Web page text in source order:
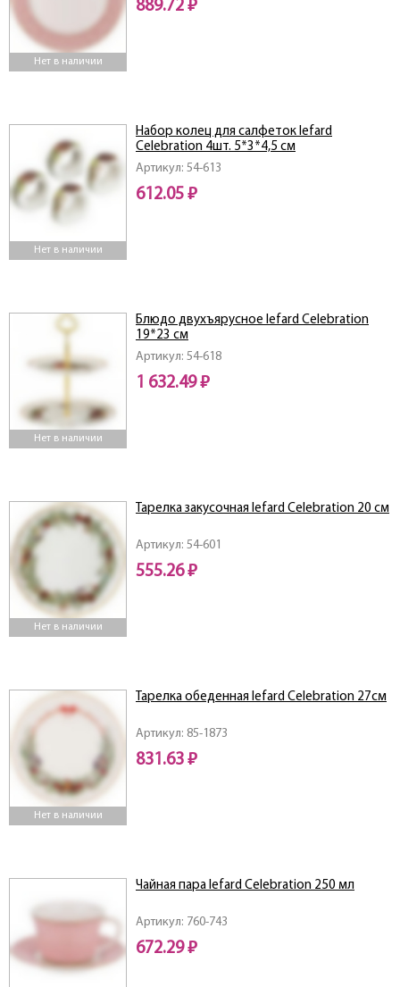
Нет в наличии
889.72 ₽
Нет в наличии
Артикул: 54-613
Набор колец для салфеток lefard
Celebration 4шт. 5*3*4,5 см
612.05 ₽
Нет в наличии
Артикул: 54-618
Блюдо двухъярусное lefard Celebration
19*23 см
1 632.49 ₽
Нет в наличии
Артикул: 54-601
Тарелка закусочная lefard Celebration 20 см
555.26 ₽
Нет в наличии
Артикул: 85-1873
Тарелка обеденная lefard Celebration 27см
831.63 ₽
Артикул: 760-743
Чайная пара lefard Celebration 250 мл
672.29 ₽